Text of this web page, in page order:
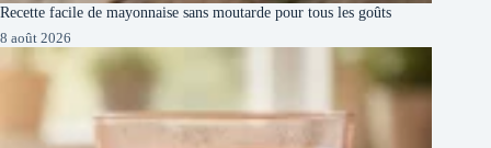
Recette facile de mayonnaise sans moutarde pour tous les goûts
8 août 2026